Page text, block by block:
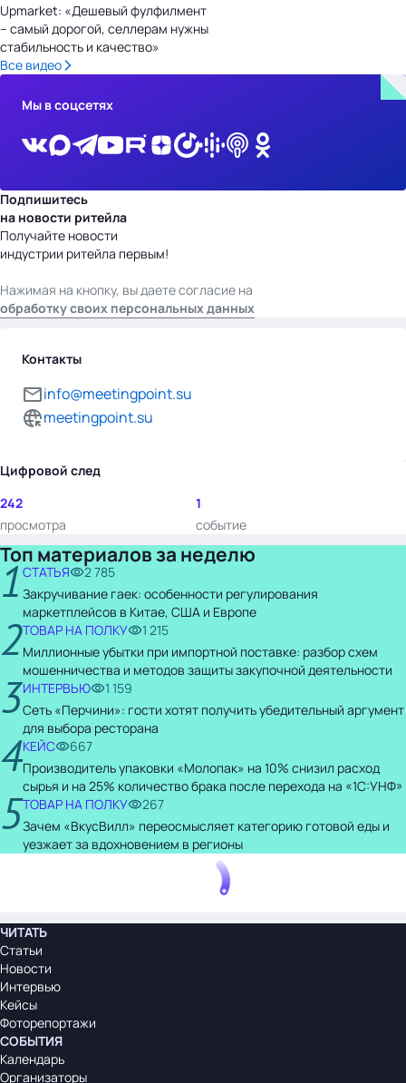
Upmarket: «Дешевый фулфилмент
– самый дорогой, селлерам нужны
стабильность и качество»
Все видео
Мы в соцсетях
Подпишитесь
на новости ритейла
Получайте новости
индустрии ритейла первым!
Нажимая на кнопку, вы даете согласие на
обработку своих персональных данных
Контакты
info@meetingpoint.su
meetingpoint.su
Цифровой след
242
просмотра
1
событие
Топ материалов за неделю
1 СТАТЬЯ
2 785
Закручивание гаек: особенности регулирования
маркетплейсов в Китае, США и Европе
2ТОВАР НА ПОЛКУ
1 215
Миллионные убытки при импортной поставке: разбор схем
мошенничества и методов защиты закупочной деятельности
3ИНТЕРВЬЮ
1 159
Сеть «Перчини»: гости хотят получить убедительный аргумент
для выбора ресторана
4КЕЙС
667
Производитель упаковки «Молопак» на 10% снизил расход
сырья и на 25% количество брака после перехода на «1С:УНФ»
5ТОВАР НА ПОЛКУ
267
Зачем «ВкусВилл» переосмысляет категорию готовой еды и
уезжает за вдохновением в регионы
ЧИТАТЬ
Статьи
Новости
Интервью
Кейсы
Фоторепортажи
СОБЫТИЯ
Календарь
Организаторы